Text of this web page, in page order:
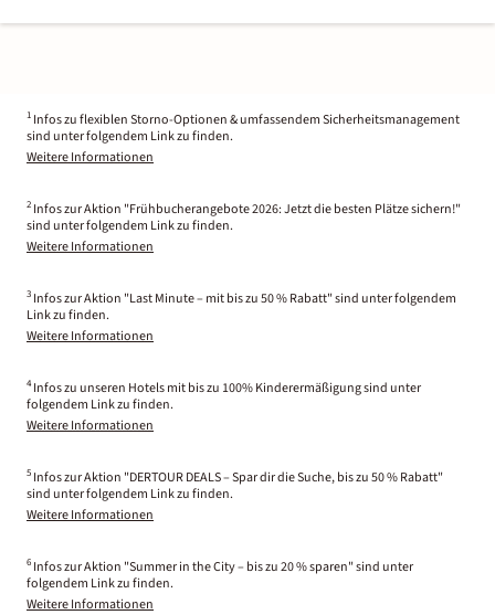
1 Infos zu flexiblen Storno-Optionen & umfassendem Sicherheitsmanagement
sind unter folgendem Link zu finden.
Weitere Informationen
2 Infos zur Aktion "Frühbucherangebote 2026: Jetzt die besten Plätze sichern!"
sind unter folgendem Link zu finden.
Weitere Informationen
3 Infos zur Aktion "Last Minute – mit bis zu 50 % Rabatt" sind unter folgendem
Link zu finden.
Weitere Informationen
4 Infos zu unseren Hotels mit bis zu 100% Kinderermäßigung sind unter
folgendem Link zu finden.
Weitere Informationen
5 Infos zur Aktion "DERTOUR DEALS – Spar dir die Suche, bis zu 50 % Rabatt"
sind unter folgendem Link zu finden.
Weitere Informationen
6 Infos zur Aktion "Summer in the City – bis zu 20 % sparen" sind unter
folgendem Link zu finden.
Weitere Informationen